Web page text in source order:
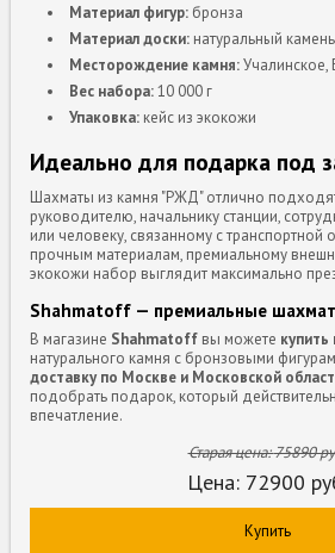
Материал фигур: бронза
Материал доски: натуральный
Месторождение камня:Учалинское,
Вес набора:10 000 г
Упаковка: кейс из экокожи
Идеально для подарка под
Шахматы из камня "РЖД" отлично
руководителю, начальнику станции,
или человеку, связанному с транспортной
прочным материалам, премиальному
экокожи набор выглядит максимально
Shahmatoff — премиальные
В магазине Shahmatoff вы можете
натурального камня с бронзовыми
доставку по Москве и Московской
подобрать подарок, который
впечатление.
Старая цена:75890
Цена: 72900
Купить